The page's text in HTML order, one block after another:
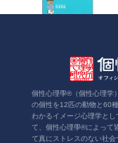
個性心理學®（個性心理学
の個性を12匹の動物と60
わかるイメージ心理学と
て、個性心理學®によって
て真にストレスのない社会